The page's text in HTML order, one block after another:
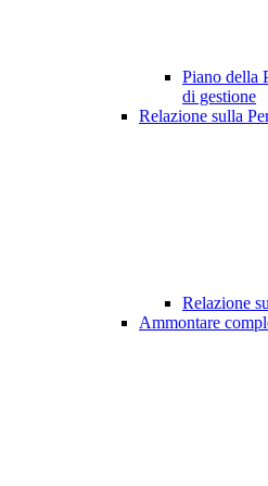
Piano della
di gestione
Relazione sulla
Relazione
Ammontare